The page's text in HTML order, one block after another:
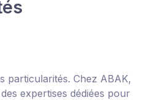
particularités. Chez ABAK,
expertises dédiées pour